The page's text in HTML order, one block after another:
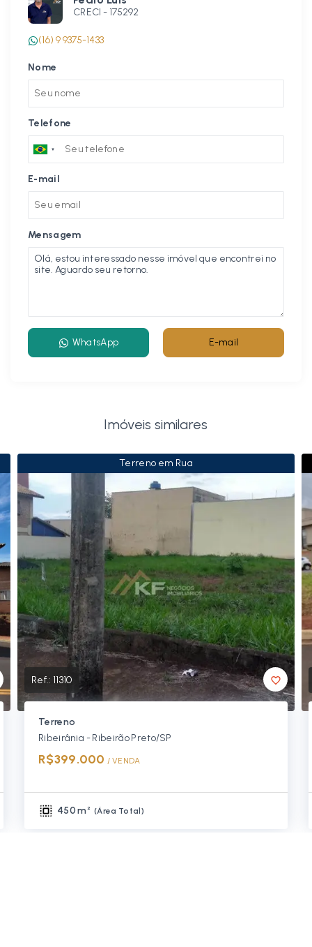
CRECI - 175292
(16) 9 9375-1433
Nome
Telefone
E-mail
Mensagem
WhatsApp E-mail
Imóveis similares
Terreno em Rua
Ref.: 11310
Terreno
Ribeirânia - Ribeirão Preto/SP
R$399.000 / VENDA
450 m² (Área Total )